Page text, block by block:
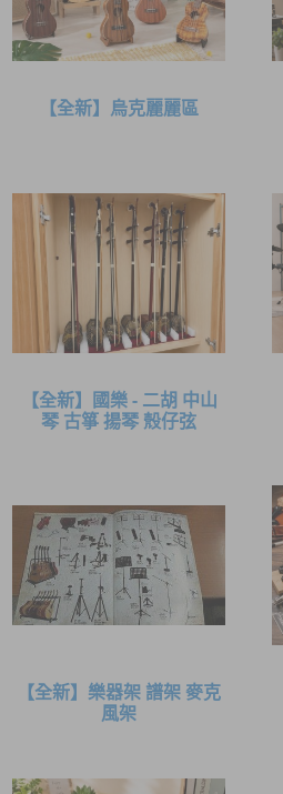
【全新】烏克麗麗區
【全新】國樂 - 二胡 中山
琴 古箏 揚琴 殼仔弦
【全新】樂器架 譜架 麥克
風架